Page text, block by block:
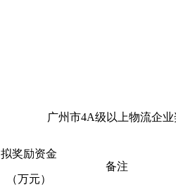
广州市4A级以上物流企
拟奖励资金
（万元）
备注